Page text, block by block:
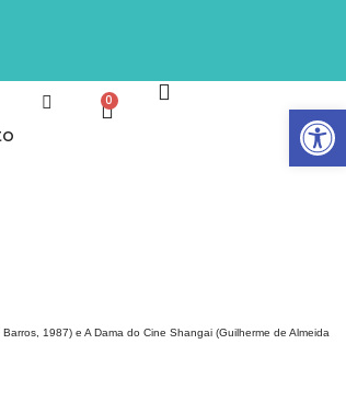
0
1987) e A Dama do Cine Shangai (Guilherme de Almeida
Abrir